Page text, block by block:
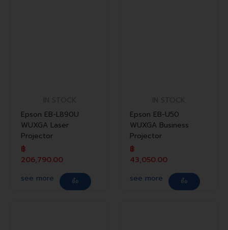
Epson EB-L890U
WUXGA Laser
Projector
฿
206,790.00
see more
ซื้อ
Epson EB-U50
WUXGA Business
Projector
฿
43,050.00
see more
ซื้อ